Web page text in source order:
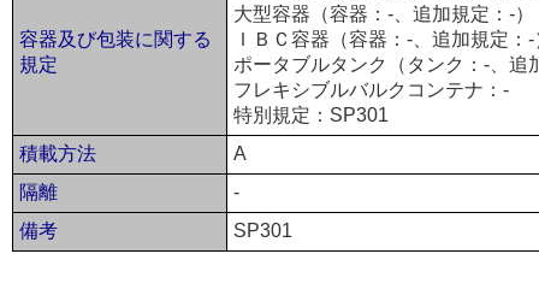
容器及び包装に関する
規定
大型容器（容器：-、追加規定：-）
ＩＢＣ容器（容器：-、追加規定：-
ポータブルタンク（タンク：-、追
フレキシブルバルクコンテナ：-
特別規定：SP301
積載方法
A
隔離
-
備考
SP301